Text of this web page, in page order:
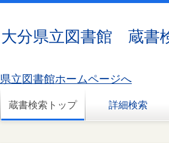
大分県立図書館 蔵書
県立図書館ホームページへ
蔵書検索トップ 詳細検索